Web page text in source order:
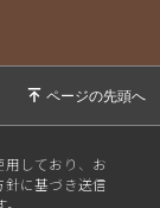
用しており、お
に基づき送信